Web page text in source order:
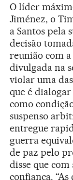
O líder
Jiménez, o
a Santos pela
decisão
reunião com
divulgada na
violar uma
que é
como
suspenso
entregue
guerra
de paz pelo
disse que
confiança.